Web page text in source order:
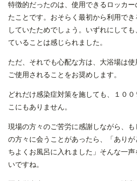
特徴的だったのは、使用できるロッカ
たことです。おそらく最初から利用で
していたためでしょう。いずれにして
ていることは感じられました。
ただ、それでも心配な方は、大浴場は
ご使用されることをお奨めします。
どれだけ感染症対策を施しても、１０
こにもありません。
現場の方々のご苦労に感謝しながら、
の方々に会うことがあったら、「あり
ちよくお風呂に入れました」そんな一
いですね。